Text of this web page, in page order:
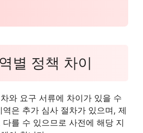
별 정책 차이
와 요구 서류에 차이가 있을 수
은 추가 심사 절차가 있으며, 제
를 수 있으므로 사전에 해당 지